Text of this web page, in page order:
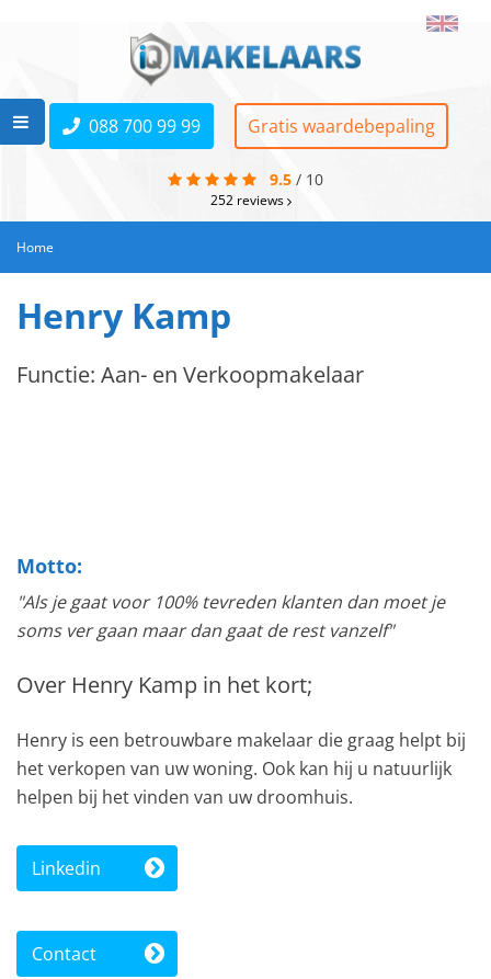
088 700 99 99 Gratis waardebepaling
9.5 / 10
252 reviews
Home
Henry Kamp
Functie: Aan- en Verkoopmakelaar
Motto:
"Als je gaat voor 100% tevreden klanten dan moet je
soms ver gaan maar dan gaat de rest vanzelf"
Over Henry Kamp in het kort;
Henry is een betrouwbare makelaar die graag helpt bij
het verkopen van uw woning. Ook kan hij u natuurlijk
helpen bij het vinden van uw droomhuis.
Linkedin
Contact